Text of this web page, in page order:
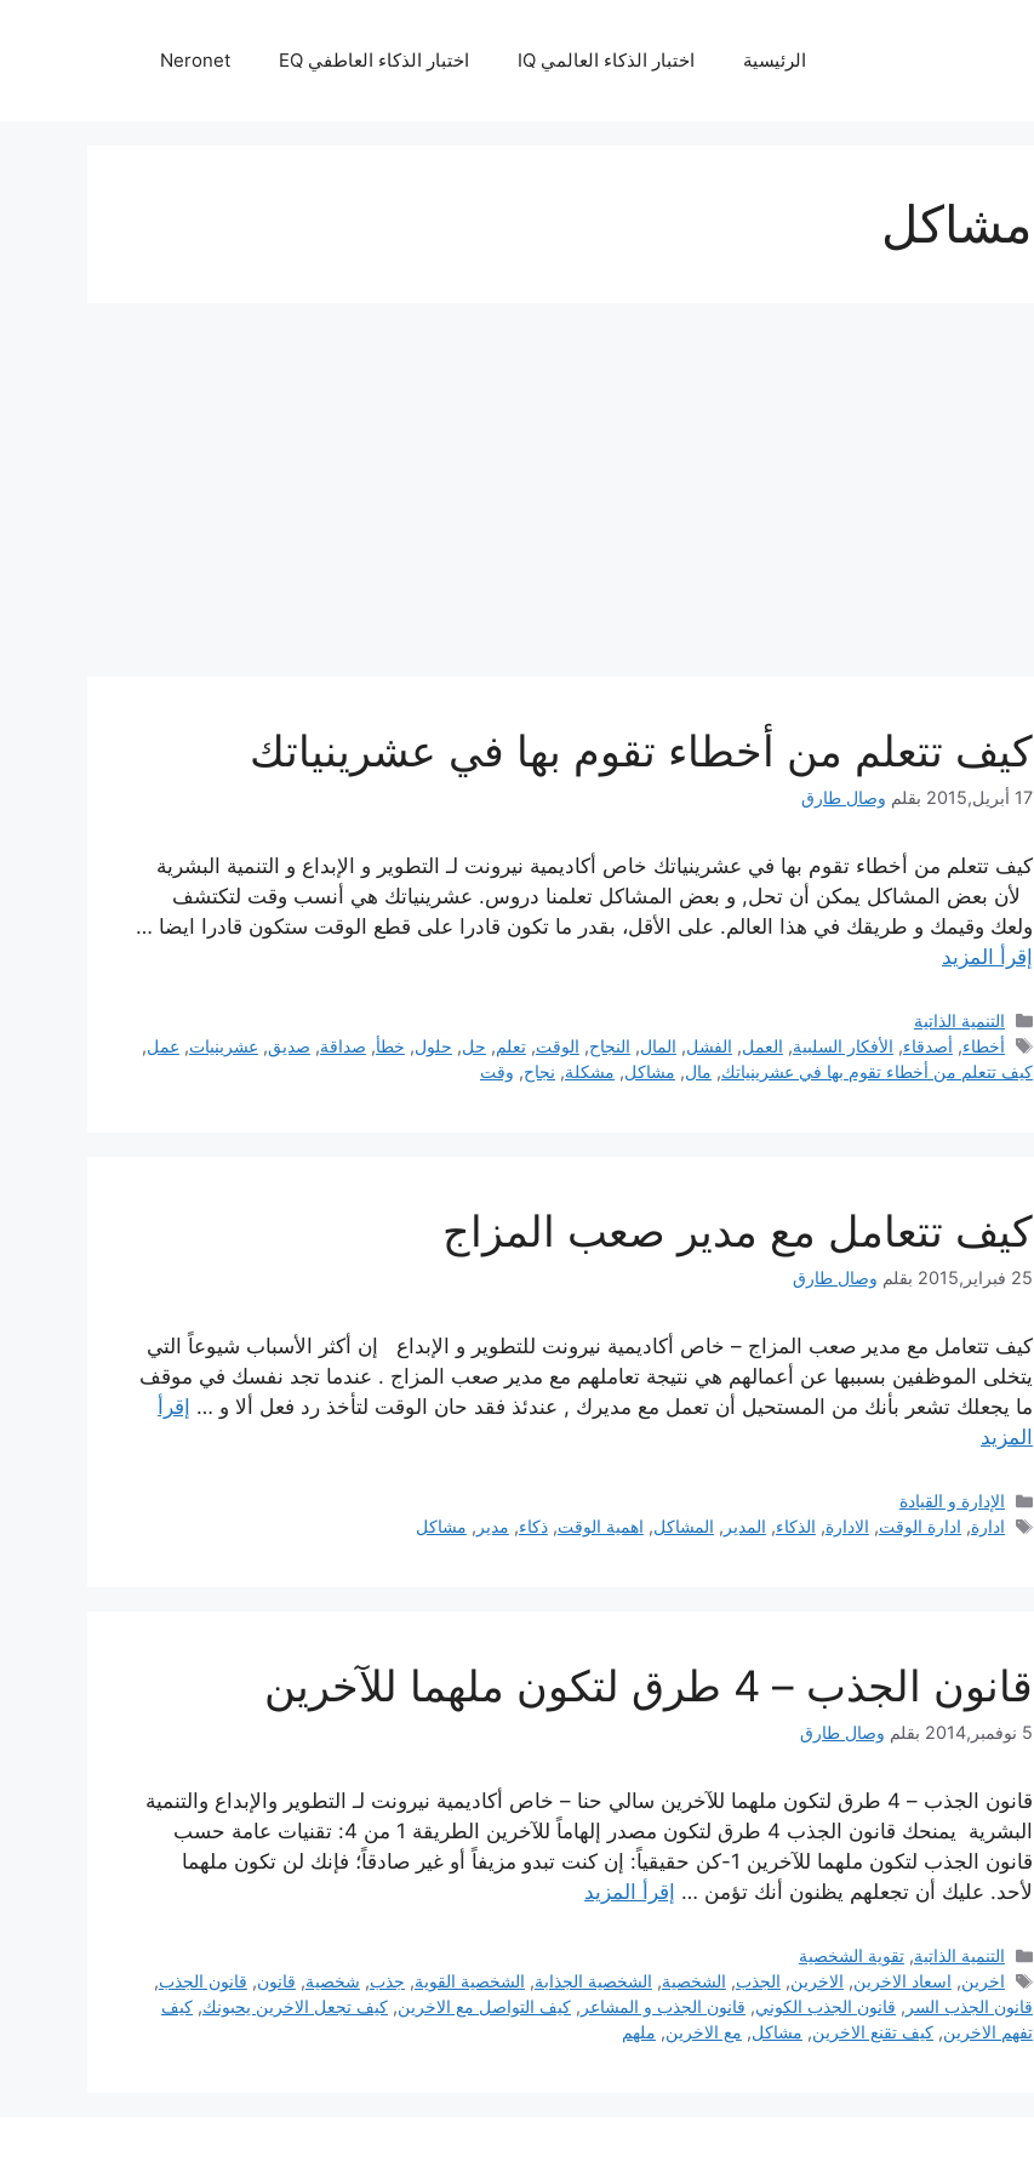
الرئيسية اختبار الذكاء العالمي IQ اختبار الذكاء العاطفي EQ Neronet
مشاكل
كيف تتعلم من أخطاء تقوم بها في عشرينياتك
17 أبريل,2015 بقلم وصال طارق
كيف تتعلم من أخطاء تقوم بها في عشرينياتك خاص أكاديمية نيرونت لـ التطوير و الإبداع و التنمية البشرية
لأن بعض المشاكل يمكن أن تحل, و بعض المشاكل تعلمنا دروس. عشرينياتك هي أنسب وقت لتكتشف
ولعك وقيمك و طريقك في هذا العالم. على الأقل، بقدر ما تكون قادرا على قطع الوقت ستكون قادرا ايضا …
إقرأ المزيد
التصنيفات
التنمية الذاتية
الوسوم
أخطاء, أصدقاء, الأفكار السلبية, العمل, الفشل, المال, النجاح, الوقت,تعلم, حل, حلول, خطأ, صداقة, صديق, عشرينيات, عمل,
كيف تتعلم من أخطاء تقوم بها في عشرينياتك, مال, مشاكل, مشكلة, نجاح, وقت
كيف تتعامل مع مدير صعب المزاج
25 فبراير,2015 بقلم وصال طارق
كيف تتعامل مع مدير صعب المزاج – خاص أكاديمية نيرونت للتطوير و الإبداع إن أكثر الأسباب شيوعاً التي
يتخلى الموظفين بسببها عن أعمالهم هي نتيجة تعاملهم مع مدير صعب المزاج . عندما تجد نفسك في موقف
ما يجعلك تشعر بأنك من المستحيل أن تعمل مع مديرك , عندئذ فقد حان الوقت لتأخذ رد فعل ألا و … إقرأ
المزيد
التصنيفات
الإدارة و القيادة
الوسوم
ادارة, ادارة الوقت, الادارة, الذكاء, المدير , المشاكل, اهمية الوقت,ذكاء, مدير , مشاكل
قانون الجذب – 4 طرق لتكون ملهما للآخرين
5 نوفمبر,2014 بقلم وصال طارق
قانون الجذب – 4 طرق لتكون ملهما للآخرين سالي حنا – خاص أكاديمية نيرونت لـ التطوير والإبداع والتنمية
البشرية يمنحك قانون الجذب 4 طرق لتكون مصدر إلهاماً للآخرين الطريقة 1 من 4: تقنيات عامة حسب
قانون الجذب لتكون ملهما للآخرين 1-كن حقيقياً: إن كنت تبدو مزيفاً أو غير صادقاً؛ فإنك لن تكون ملهما
لأحد. عليك أن تجعلهم يظنون أنك تؤمن … إقرأ المزيد
التصنيفات
التنمية الذاتية,تقوية الشخصية
الوسوم
اخرين, اسعاد الاخرين, الاخرين, الجذب, الشخصية, الشخصية الجذابة, الشخصية القوية, جذب, شخصية, قانون, قانون الجذب,
قانون الجذب السر , قانون الجذب الكوني, قانون الجذب و المشاعر , كيف التواصل مع الاخرين, كيف تجعل الاخرين يحبونك, كيف
تفهم الاخرين, كيف تقنع الاخرين, مشاكل, مع الاخرين, ملهم